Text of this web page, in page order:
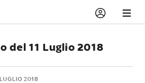
del 11 Luglio 2018
LUGLIO 2018